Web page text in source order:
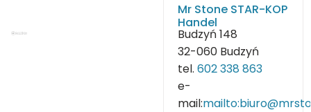
Mr Stone STAR-KOP
Handel
Budzyń 148
32-060 Budzyń
tel. 602 338 863
e-
mail: